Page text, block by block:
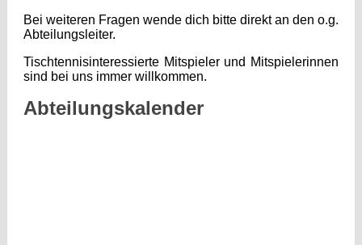
Bei weiteren Fragen wende dich bitte direkt an den o.g.
Abteilungsleiter.
Tischtennisinteressierte Mitspieler und Mitspielerinnen
sind bei uns immer willkommen.
Abteilungskalender